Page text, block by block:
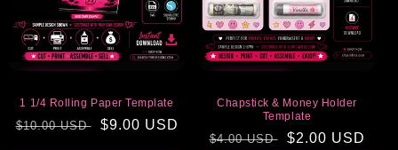
1 1/4 Rolling Paper Template
Κανονική
$10.00 USD
Τιμή
$9.00 USD
Chapstick & Money Holder
Template
Κανονική
$4.00 USD
Τιμή
$2.00 USD